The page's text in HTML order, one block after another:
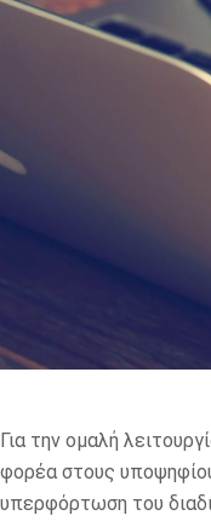
Για την ομαλή
φορέα στους
υπερφόρτωση του